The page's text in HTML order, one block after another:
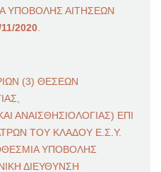
ΥΠΟΒΟΛΗΣ ΑΙΤΗΣΕΩΝ
2020
(3) ΘΕΣΕΩΝ
ΑΝΑΙΣΘΗΣΙΟΛΟΓΙΑΣ) ΕΠΙ
ΤΟΥ ΚΛΑΔΟΥ Ε.Σ.Υ.
ΥΠΟΒΟΛΗΣ
ΔΙΕΥΘΥΝΣΗ